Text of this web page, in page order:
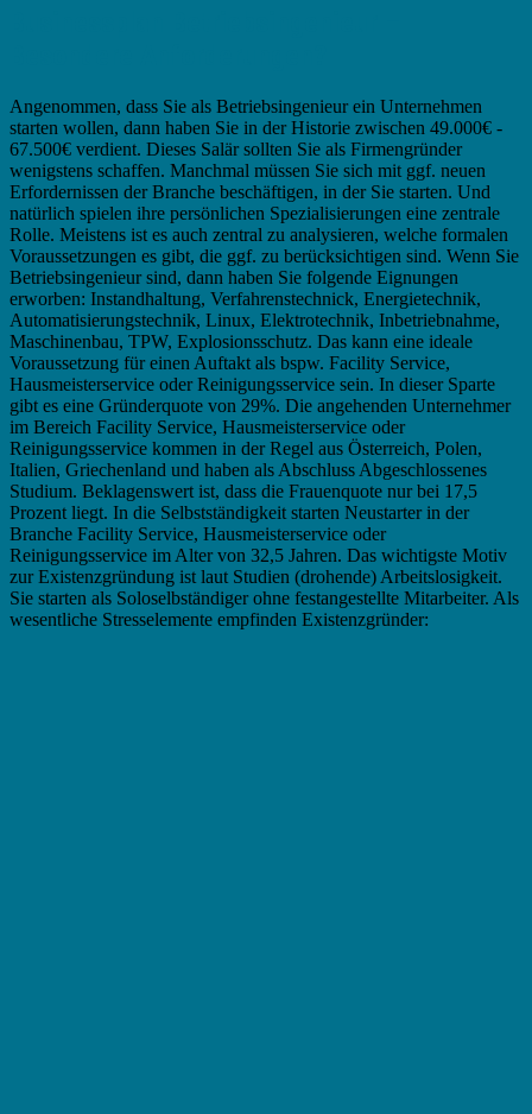
Angenommen, dass Sie als Betriebsingenieur ein Unternehmen
starten wollen, dann haben Sie in der Historie zwischen 49.000€ -
67.500€ verdient. Dieses Salär sollten Sie als Firmengründer
wenigstens schaffen. Manchmal müssen Sie sich mit ggf. neuen
Erfordernissen der Branche beschäftigen, in der Sie starten. Und
natürlich spielen ihre persönlichen Spezialisierungen eine zentrale
Rolle. Meistens ist es auch zentral zu analysieren, welche formalen
Voraussetzungen es gibt, die ggf. zu berücksichtigen sind. Wenn Sie
Betriebsingenieur sind, dann haben Sie folgende Eignungen
erworben: Instandhaltung, Verfahrenstechnick, Energietechnik,
Automatisierungstechnik, Linux, Elektrotechnik, Inbetriebnahme,
Maschinenbau, TPW, Explosionsschutz. Das kann eine ideale
Voraussetzung für einen Auftakt als bspw. Facility Service,
Hausmeisterservice oder Reinigungsservice sein. In dieser Sparte
gibt es eine Gründerquote von 29%. Die angehenden Unternehmer
im Bereich Facility Service, Hausmeisterservice oder
Reinigungsservice kommen in der Regel aus Österreich, Polen,
Italien, Griechenland und haben als Abschluss Abgeschlossenes
Studium. Beklagenswert ist, dass die Frauenquote nur bei 17,5
Prozent liegt. In die Selbstständigkeit starten Neustarter in der
Branche Facility Service, Hausmeisterservice oder
Reinigungsservice im Alter von 32,5 Jahren. Das wichtigste Motiv
zur Existenzgründung ist laut Studien (drohende) Arbeitslosigkeit.
Sie starten als Soloselbständiger ohne festangestellte Mitarbeiter. Als
wesentliche Stresselemente empfinden Existenzgründer: